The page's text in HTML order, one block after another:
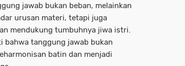
jawab bukan beban, melainkan
urusan materi, tetapi juga
mendukung tumbuhnya jiwa istri.
bahwa tanggung jawab bukan
batin dan menjadi